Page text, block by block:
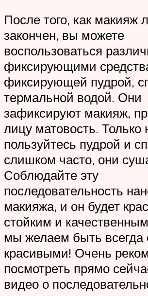
После того, как макияж
закончен, вы можете
воспользоваться
фиксирующими
фиксирующей пудрой,
термальной водой. Они
зафиксируют макияж,
лицу матовость. Только
пользуйтесь пудрой и
слишком часто, они
Соблюдайте эту
последовательность
макияжа, и он будет
стойким и
мы желаем быть
красивыми! Очень
посмотреть прямо
видео о